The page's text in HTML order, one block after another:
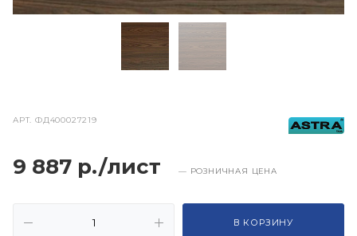
АРТ.ФД400027219
9 887 р./лист — РОЗНИЧНАЯ ЦЕНА
В КОРЗИНУ